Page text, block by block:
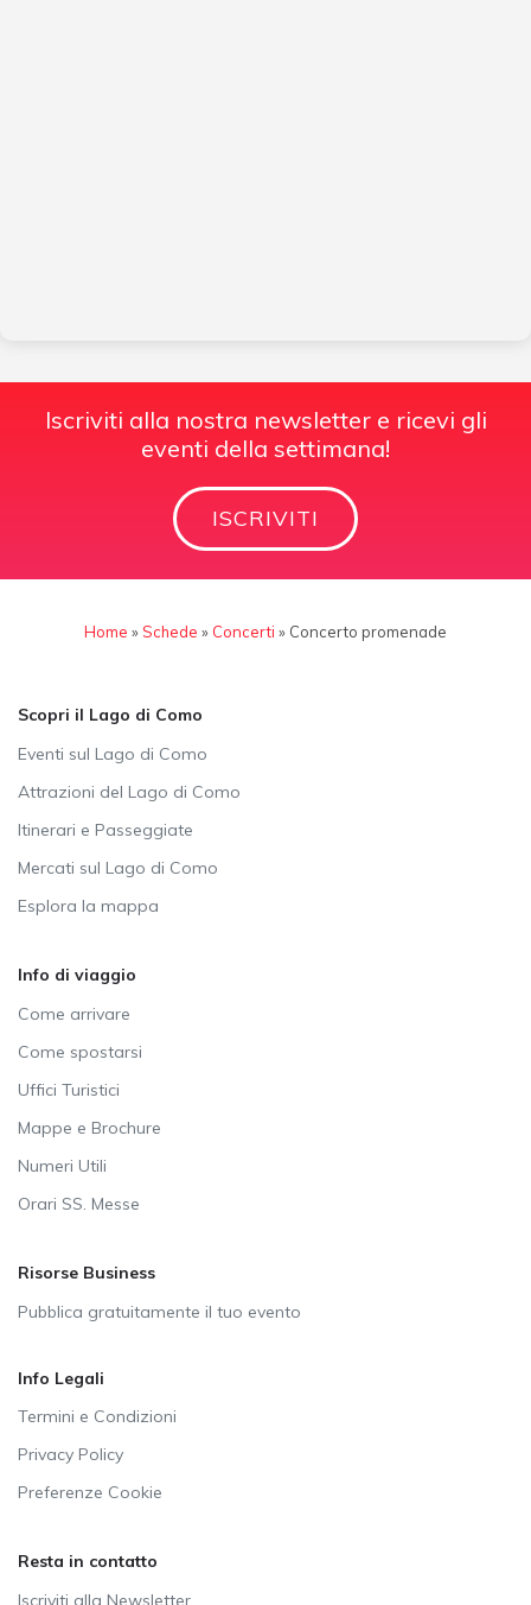
Iscriviti alla nostra newsletter e ricevi gli
eventi della settimana!
ISCRIVITI
Home »Schede » Concerti » Concerto promenade
Scopri il Lago di Como
Eventi sul Lago di Como
Attrazioni del Lago di Como
Itinerari e Passeggiate
Mercati sul Lago di Como
Esplora la mappa
Info di viaggio
Come arrivare
Come spostarsi
Uffici Turistici
Mappe e Brochure
Numeri Utili
Orari SS. Messe
Risorse Business
Pubblica gratuitamente il tuo evento
Info Legali
Termini e Condizioni
Privacy Policy
Preferenze Cookie
Resta in contatto
Iscriviti alla Newsletter